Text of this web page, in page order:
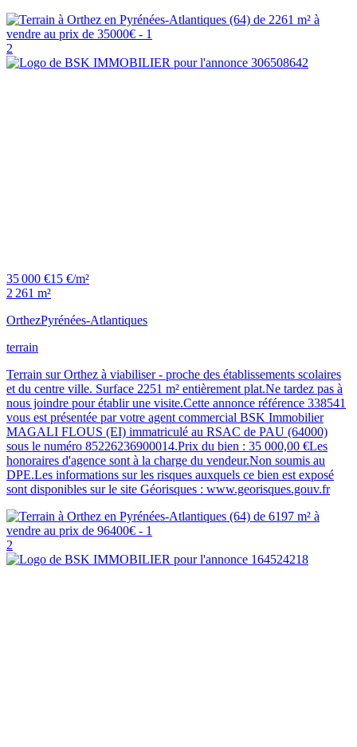
2
35 000 €15 €/m²
2 261 m²
OrthezPyrénées-Atlantiques
terrain
Terrain sur Orthez à viabiliser - proche des établissements scolaires
et du centre ville. Surface 2251 m² entièrement plat.Ne tardez pas à
nous joindre pour établir une visite.Cette annonce référence 338541
vous est présentée par votre agent commercial BSK Immobilier
MAGALI FLOUS (EI) immatriculé au RSAC de PAU (64000)
sous le numéro 85226236900014.Prix du bien : 35 000,00 €Les
honoraires d'agence sont à la charge du vendeur.Non soumis au
DPE.Les informations sur les risques auxquels ce bien est exposé
sont disponibles sur le site Géorisques : www.georisques.gouv.fr
2